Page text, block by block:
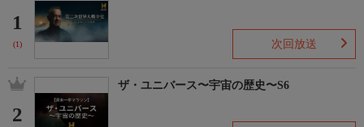
1
(1) 次回放送
2
ザ・ユニバース〜宇宙の歴史〜S6